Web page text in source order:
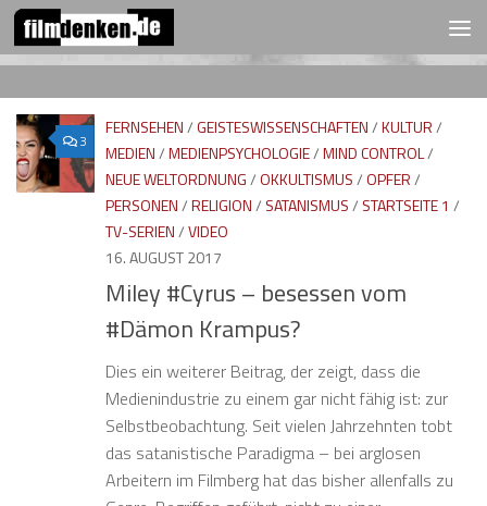
Zum Inhalt springenFOLGEN:
3
FERNSEHEN/GEISTESWISSENSCHAFTEN/KULTUR/
MEDIEN/MEDIENPSYCHOLOGIE/MIND CONTROL/
NEUE WELTORDNUNG/OKKULTISMUS/OPFER/
PERSONEN/RELIGION/ SATANISMUS/ STARTSEITE 1 /
TV-SERIEN/VIDEO
16. AUGUST 2017
Miley #Cyrus – besessen vom
#Dämon Krampus?
Dies ein weiterer Beitrag, der zeigt, dass die
Medienindustrie zu einem gar nicht fähig ist: zur
Selbstbeobachtung. Seit vielen Jahrzehnten tobt
das satanistische Paradigma – bei arglosen
Arbeitern im Filmberg hat das bisher allenfalls zu